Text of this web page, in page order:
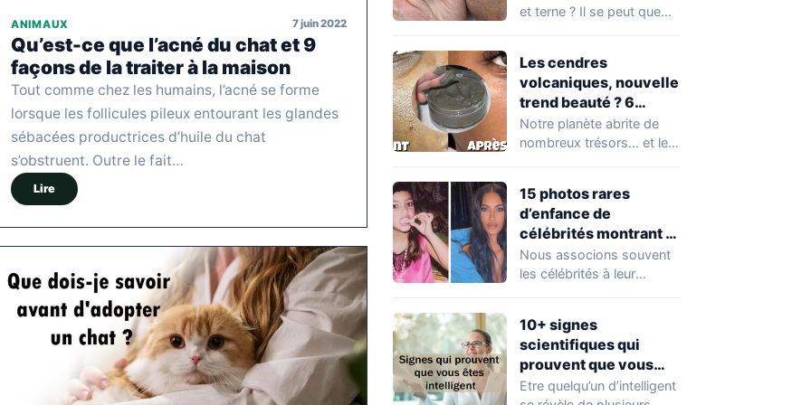
ANIMAUX 7 juin 2022
Qu’est-ce que l’acné du chat et 9
façons de la traiter à la maison
Tout comme chez les humains, l’acné se forme
lorsque les follicules pileux entourant les glandes
sébacées productrices d’huile du chat
s’obstruent. Outre le fait…
Lire
et terne ? Il se peut que
Les cendres
volcaniques, nouvelle
trend beauté ? 6
avantages pour la
peau à connaître
Notre planète abrite de
nombreux trésors… et les
15 photos rares
d’enfance de
célébrités montrant à
quel point elles ont
changé au fil du temps
Nous associons souvent
les célébrités à leur
10+ signes
scientifiques qui
prouvent que vous
êtes plus intelligent
Etre quelqu’un d’intelligent